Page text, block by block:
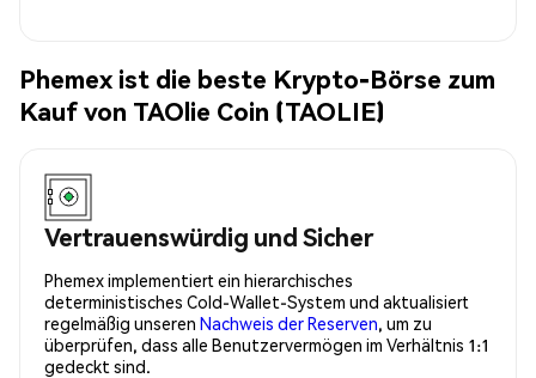
Phemex ist die beste Krypto-Börse zum
Kauf von TAOlie Coin (TAOLIE)
Vertrauenswürdig und Sicher
Phemex implementiert ein hierarchisches
deterministisches Cold-Wallet-System und aktualisiert
regelmäßig unseren Nachweis der Reserven, um zu
überprüfen, dass alle Benutzervermögen im Verhältnis 1:1
gedeckt sind.